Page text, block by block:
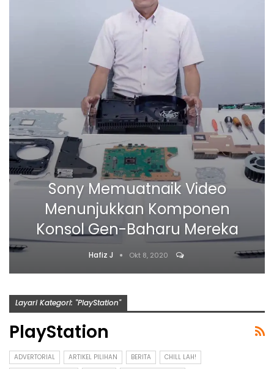
Sony Memuatnaik Video
Menunjukkan Komponen
Konsol Gen-Baharu Mereka
Hafiz J Okt 8, 2020
Layari Kategori: "PlayStation"
PlayStation
ADVERTORIAL ARTIKEL PILIHAN BERITA
CHILL LAH!